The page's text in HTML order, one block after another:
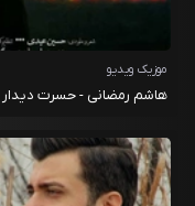
موزیک ویدیو
هاشم رمضانی - حسرت دیدار